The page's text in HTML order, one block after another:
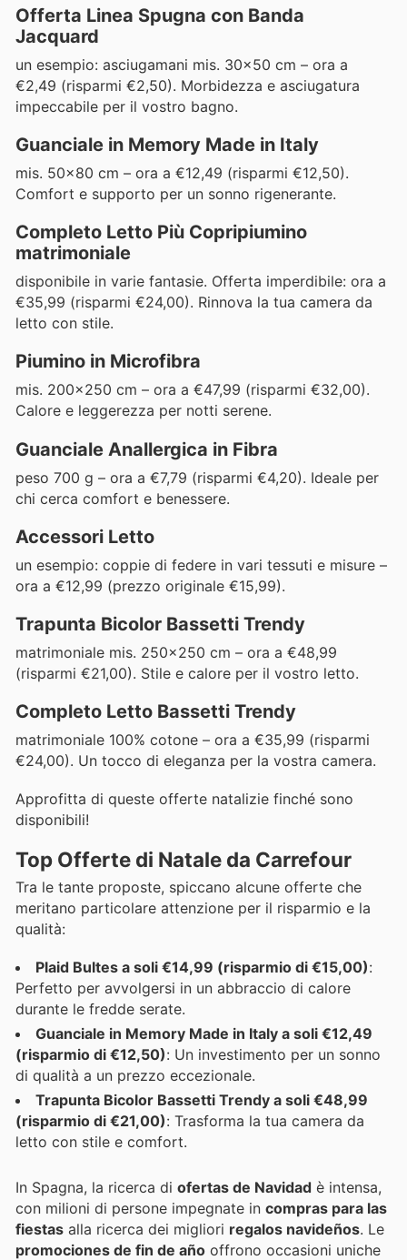
Offerta Linea Spugna con Banda
Jacquard
un esempio: asciugamani mis. 30x50 cm – ora a
€2,49 (risparmi €2,50). Morbidezza e asciugatura
impeccabile per il vostro bagno.
Guanciale in Memory Made in Italy
mis. 50x80 cm – ora a €12,49 (risparmi €12,50).
Comfort e supporto per un sonno rigenerante.
Completo Letto Più Copripiumino
matrimoniale
disponibile in varie fantasie. Offerta imperdibile: ora a
€35,99 (risparmi €24,00). Rinnova la tua camera da
letto con stile.
Piumino in Microfibra
mis. 200x250 cm – ora a €47,99 (risparmi €32,00).
Calore e leggerezza per notti serene.
Guanciale Anallergica in Fibra
peso 700 g – ora a €7,79 (risparmi €4,20). Ideale per
chi cerca comfort e benessere.
Accessori Letto
un esempio: coppie di federe in vari tessuti e misure –
ora a €12,99 (prezzo originale €15,99).
Trapunta Bicolor Bassetti Trendy
matrimoniale mis. 250x250 cm – ora a €48,99
(risparmi €21,00). Stile e calore per il vostro letto.
Completo Letto Bassetti Trendy
matrimoniale 100% cotone – ora a €35,99 (risparmi
€24,00). Un tocco di eleganza per la vostra camera.
Approfitta di queste offerte natalizie finché sono
disponibili!
Top Offerte di Natale da Carrefour
Tra le tante proposte, spiccano alcune offerte che
meritano particolare attenzione per il risparmio e la
qualità:
Plaid Bultes a soli €14,99 (risparmio di €15,00):
Perfetto per avvolgersi in un abbraccio di calore
durante le fredde serate.
Guanciale in Memory Made in Italy a soli €12,49
(risparmio di €12,50): Un investimento per un sonno
di qualità a un prezzo eccezionale.
Trapunta Bicolor Bassetti Trendy a soli €48,99
(risparmio di €21,00): Trasforma la tua camera da
letto con stile e comfort.
In Spagna, la ricerca di ofertas de Navidad è intensa,
con milioni di persone impegnate in compras para las
fiestas alla ricerca dei migliori regalos navideños. Le
promociones de fin de año offrono occasioni uniche